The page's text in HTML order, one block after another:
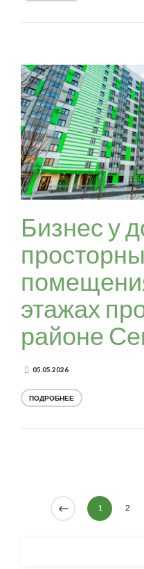
Бизнес у
этажах
районе
05.05.2026
ПОДРОБНЕЕ
1 2